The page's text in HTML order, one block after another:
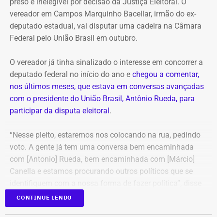
fora do ar.
Oficialmente, o município integra o Noroeste Fluminense
e tinha população estimada em 7.584 habitantes até o
R$ 28.435,51 em 2023. Em 2024, a prefeitura
contabilizou R$ 97,4 milhões em receitas brutas.
Dados usados no vídeo levantam
Algumas das informações apresentadas por Victor
Antoun, no entanto, precisam ser contextualizadas.
cobertura de esgoto” parece misturar dois indicadores
vereador em Campos Marquinho Bacellar, irmão do ex-
deputado estadual, vai disputar uma cadeira na Câmara
Federal pelo União Brasil em outubro.
O vereador já tinha sinalizado o interesse em concorrer a
deputado federal no início do ano e chegou a comentar,
nos últimos meses, que estava em conversas avançadas
com o presidente do União Brasil, Antônio Rueda, para
participar da disputa eleitoral.
“Nesse pleito, estaremos nos colocando na rua, pedindo
voto. A gente já tem uma conversa bem encaminhada
com [Antonio] Rueda, bem encaminhada com [Márcio]
Canella e estamos procurando outros políticos que se
Marquinho Bacellar, durante sessão da Câmara de
Campos.
CONTINUE LENDO